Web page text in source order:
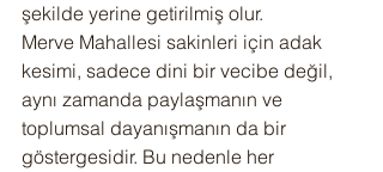
şekilde yerine getirilmiş olur.
Merve Mahallesi sakinleri için adak
kesimi, sadece dini bir vecibe değil,
aynı zamanda paylaşmanın ve
toplumsal dayanışmanın da bir
göstergesidir. Bu nedenle her